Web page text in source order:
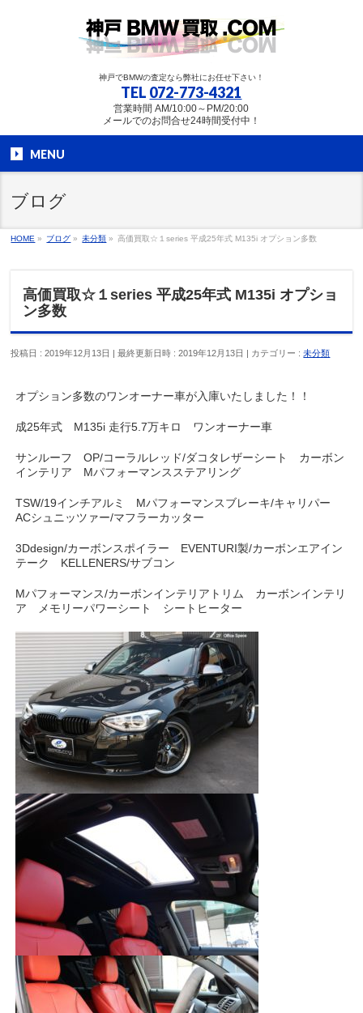
神戸でBMWの査定なら弊社にお任せ下さい！
TEL 072-773-4321
営業時間 AM/10:00～PM/20:00
メールでのお問合せ24時間受付中！
MENU
ブログ
HOME » ブログ » 未分類 » 高価買取☆１series 平成25年式 M135i オプション多数
高価買取☆１series 平成25年式 M135i オプショ
ン多数
投稿日 : 2019年12月13日 最終更新日時 : 2019年12月13日 カテゴリー :未分類
オプション多数のワンオーナー車が入庫いたしました！！
成25年式 M135i 走行5.7万キロ ワンオーナー車
サンルーフ OP/コーラルレッド/ダコタレザーシート カーボン
インテリア Mパフォーマンスステアリング
TSW/19インチアルミ Mパフォーマンスブレーキ/キャリパー
ACシュニッツァー/マフラーカッター
3Ddesign/カーボンスポイラー EVENTURI製/カーボンエアイン
テーク KELLENERS/サブコン
Mパフォーマンス/カーボンインテリアトリム カーボンインテリ
ア メモリーパワーシート シートヒーター